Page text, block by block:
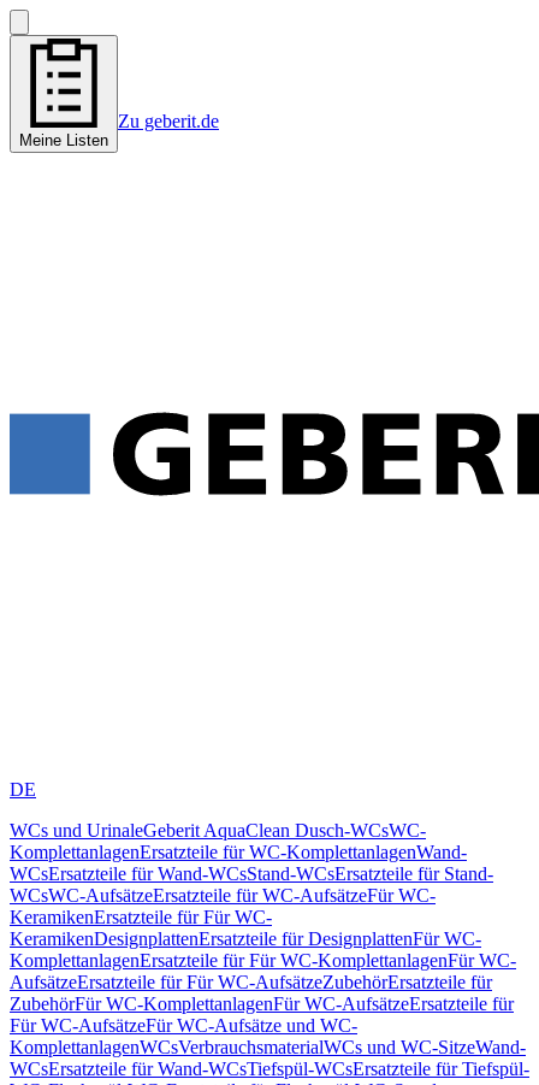
Meine Listen
Zu geberit.de
DE
WCs und UrinaleGeberit AquaClean Dusch-WCsWC-
KomplettanlagenErsatzteile für WC-KomplettanlagenWand-
WCsErsatzteile für Wand-WCsStand-WCsErsatzteile für Stand-
WCsWC-AufsätzeErsatzteile für WC-AufsätzeFür WC-
KeramikenErsatzteile für Für WC-
KeramikenDesignplattenErsatzteile für DesignplattenFür WC-
KomplettanlagenErsatzteile für Für WC-KomplettanlagenFür WC-
AufsätzeErsatzteile für Für WC-AufsätzeZubehörErsatzteile für
ZubehörFür WC-KomplettanlagenFür WC-AufsätzeErsatzteile für
Für WC-AufsätzeFür WC-Aufsätze und WC-
KomplettanlagenWCsVerbrauchsmaterialWCs und WC-SitzeWand-
WCsErsatzteile für Wand-WCsTiefspül-WCsErsatzteile für Tiefspül-